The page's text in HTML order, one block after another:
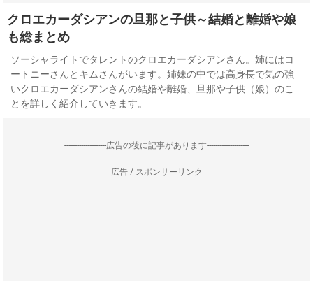
クロエカーダシアンの旦那と子供～結婚と離婚や娘
も総まとめ
ソーシャライトでタレントのクロエカーダシアンさん。姉にはコ
ートニーさんとキムさんがいます。姉妹の中では高身長で気の強
いクロエカーダシアンさんの結婚や離婚、旦那や子供（娘）のこ
とを詳しく紹介していきます。
--------------------広告の後に記事があります--------------------
広告 / スポンサーリンク